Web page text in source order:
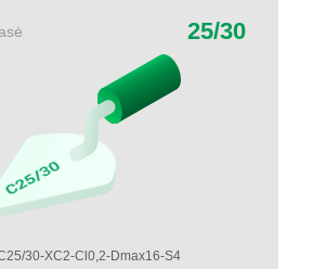
25/30
30-XC2-Cl0,2-Dmax16-S4